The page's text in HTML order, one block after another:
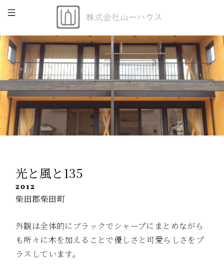
光と風と135
2012
柴田郡柴田町
外観は全体的にブラックでシャープにまとめながら
も所々に木を加えることで優しさと可愛らしさをプ
ラスしています。